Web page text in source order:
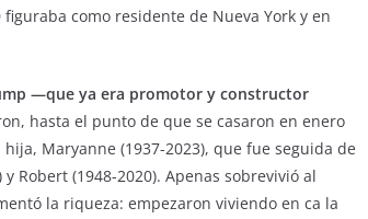
como residente de Nueva York y en
—que ya era promotor y constructor
hasta el punto de que se casaron en enero
Maryanne (1937-2023), que fue seguida de
Robert (1948-2020). Apenas sobrevivió al
la riqueza: empezaron viviendo en ca la